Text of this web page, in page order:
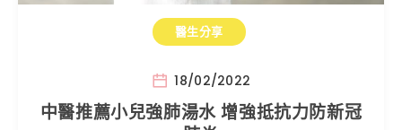
醫生分享
18/02/2022
中醫推薦小兒強肺湯水 增強抵抗力防新冠